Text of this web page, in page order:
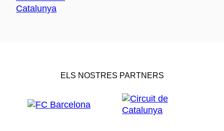
ELS NOSTRES PARTNERS